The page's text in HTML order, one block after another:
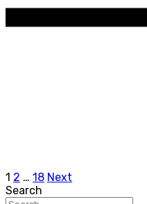
Stronicowanie
wpisów
1 2 … 18 Next
Search